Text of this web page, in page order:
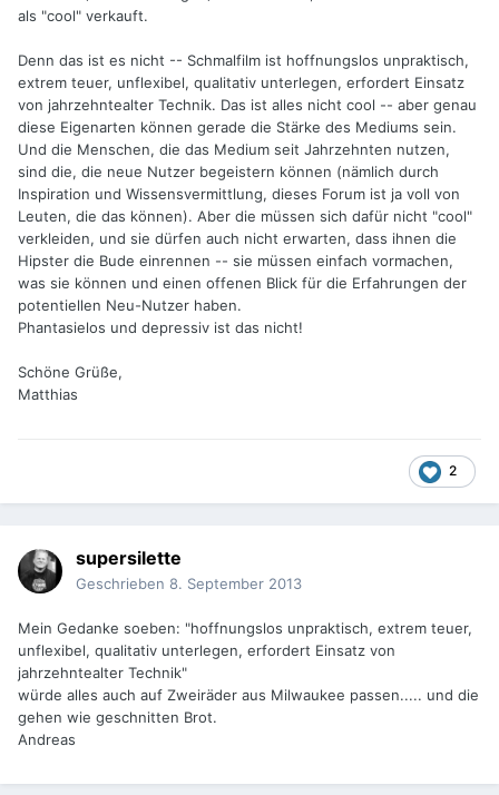
als "cool" verkauft.
Denn das ist es nicht -- Schmalfilm ist hoffnungslos unpraktisch,
extrem teuer, unflexibel, qualitativ unterlegen, erfordert Einsatz
von jahrzehntealter Technik. Das ist alles nicht cool -- aber genau
diese Eigenarten können gerade die Stärke des Mediums sein.
Und die Menschen, die das Medium seit Jahrzehnten nutzen,
sind die, die neue Nutzer begeistern können (nämlich durch
Inspiration und Wissensvermittlung, dieses Forum ist ja voll von
Leuten, die das können). Aber die müssen sich dafür nicht "cool"
verkleiden, und sie dürfen auch nicht erwarten, dass ihnen die
Hipster die Bude einrennen -- sie müssen einfach vormachen,
was sie können und einen offenen Blick für die Erfahrungen der
potentiellen Neu-Nutzer haben.
Phantasielos und depressiv ist das nicht!
Schöne Grüße,
Matthias
2
supersilette
Geschrieben 8. September 2013
Mein Gedanke soeben: "hoffnungslos unpraktisch, extrem teuer,
unflexibel, qualitativ unterlegen, erfordert Einsatz von
jahrzehntealter Technik"
würde alles auch auf Zweiräder aus Milwaukee passen..... und die
gehen wie geschnitten Brot.
Andreas